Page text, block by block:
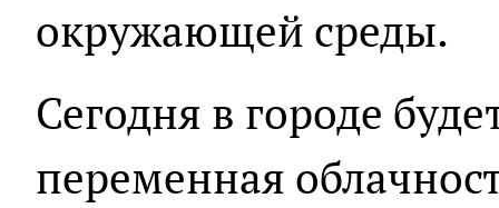
окружающей среды.
Сегодня в городе
переменная